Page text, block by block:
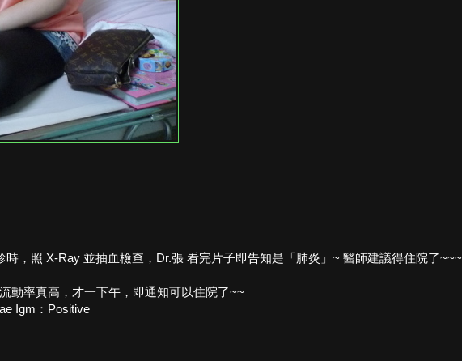
，照 X-Ray 並抽血檢查，Dr.張 看完片子即告知是「肺炎」~ 醫師建議得住院了~~~
動率真高，才一下午，即通知可以住院了~~
Igm：Positive